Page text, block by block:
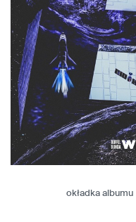
okładka albumu